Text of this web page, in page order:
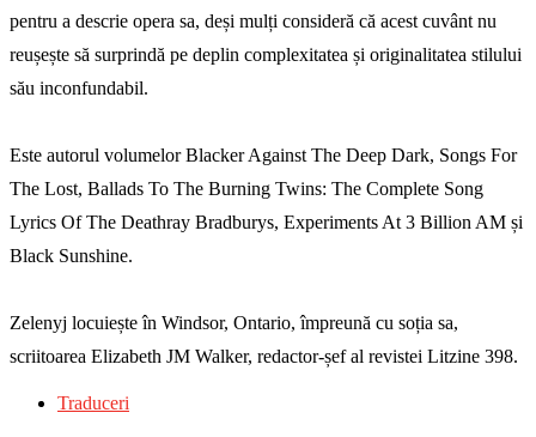
pentru a descrie opera sa, deși mulți consideră că acest cuvânt nu
reușește să surprindă pe deplin complexitatea și originalitatea stilului
său inconfundabil.
Este autorul volumelor Blacker Against The Deep Dark, Songs For
The Lost, Ballads To The Burning Twins: The Complete Song
Lyrics Of The Deathray Bradburys, Experiments At 3 Billion AM și
Black Sunshine.
Zelenyj locuiește în Windsor, Ontario, împreună cu soția sa,
scriitoarea Elizabeth JM Walker, redactor-șef al revistei Litzine 398.
Traduceri